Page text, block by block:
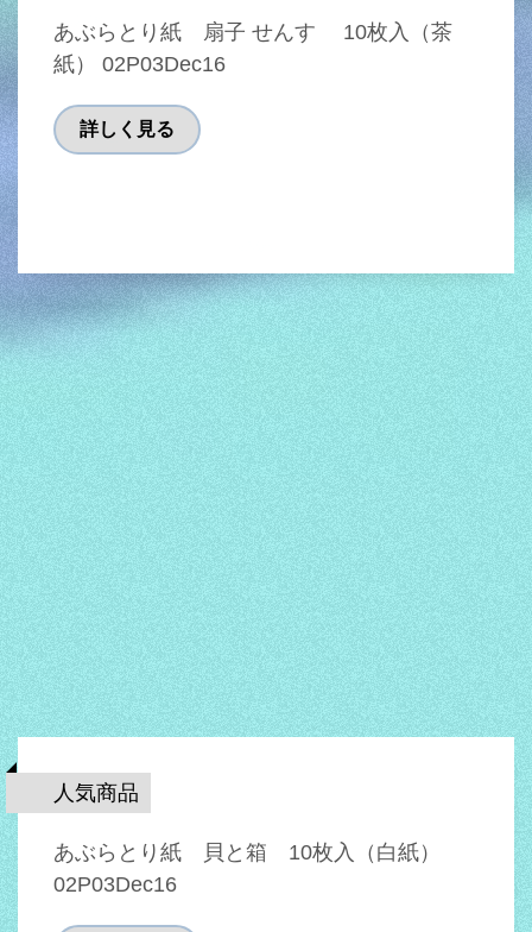
あぶらとり紙 扇子 せんす 10枚入（茶
紙） 02P03Dec16
詳しく見る
人気商品
あぶらとり紙 貝と箱 10枚入（白紙）
02P03Dec16